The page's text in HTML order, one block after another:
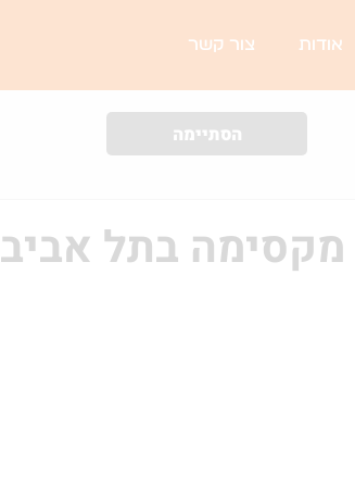
אודות צור קשר
הסתיימה
בתל אביב